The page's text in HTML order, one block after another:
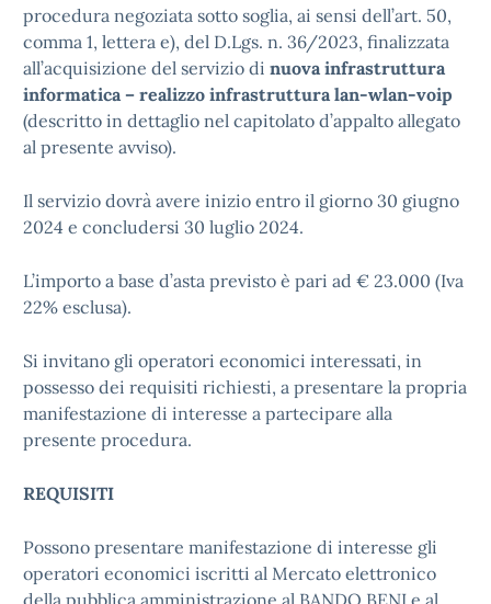
procedura negoziata sotto soglia, ai sensi dell’art. 50,
comma 1, lettera e), del D.Lgs. n. 36/2023, finalizzata
all’acquisizione del servizio di nuova infrastruttura
informatica – realizzo infrastruttura lan-wlan-voip
(descritto in dettaglio nel capitolato d’appalto allegato
al presente avviso).
Il servizio dovrà avere inizio entro il giorno 30 giugno
2024 e concludersi 30 luglio 2024.
L’importo a base d’asta previsto è pari ad € 23.000 (Iva
22% esclusa).
Si invitano gli operatori economici interessati, in
possesso dei requisiti richiesti, a presentare la propria
manifestazione di interesse a partecipare alla
presente procedura.
REQUISITI
Possono presentare manifestazione di interesse gli
operatori economici iscritti al Mercato elettronico
della pubblica amministrazione al BANDO BENI e al